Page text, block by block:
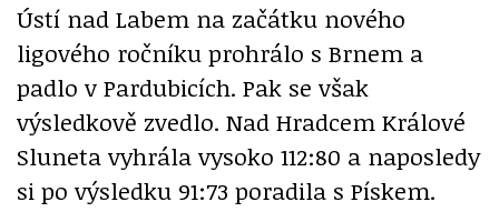
Ústí nad Labem na začátku nového
ligového ročníku prohrálo s Brnem a
padlo v Pardubicích. Pak se však
výsledkově zvedlo. Nad Hradcem Králové
Sluneta vyhrála vysoko 112:80 a naposledy
si po výsledku 91:73 poradila s Pískem.